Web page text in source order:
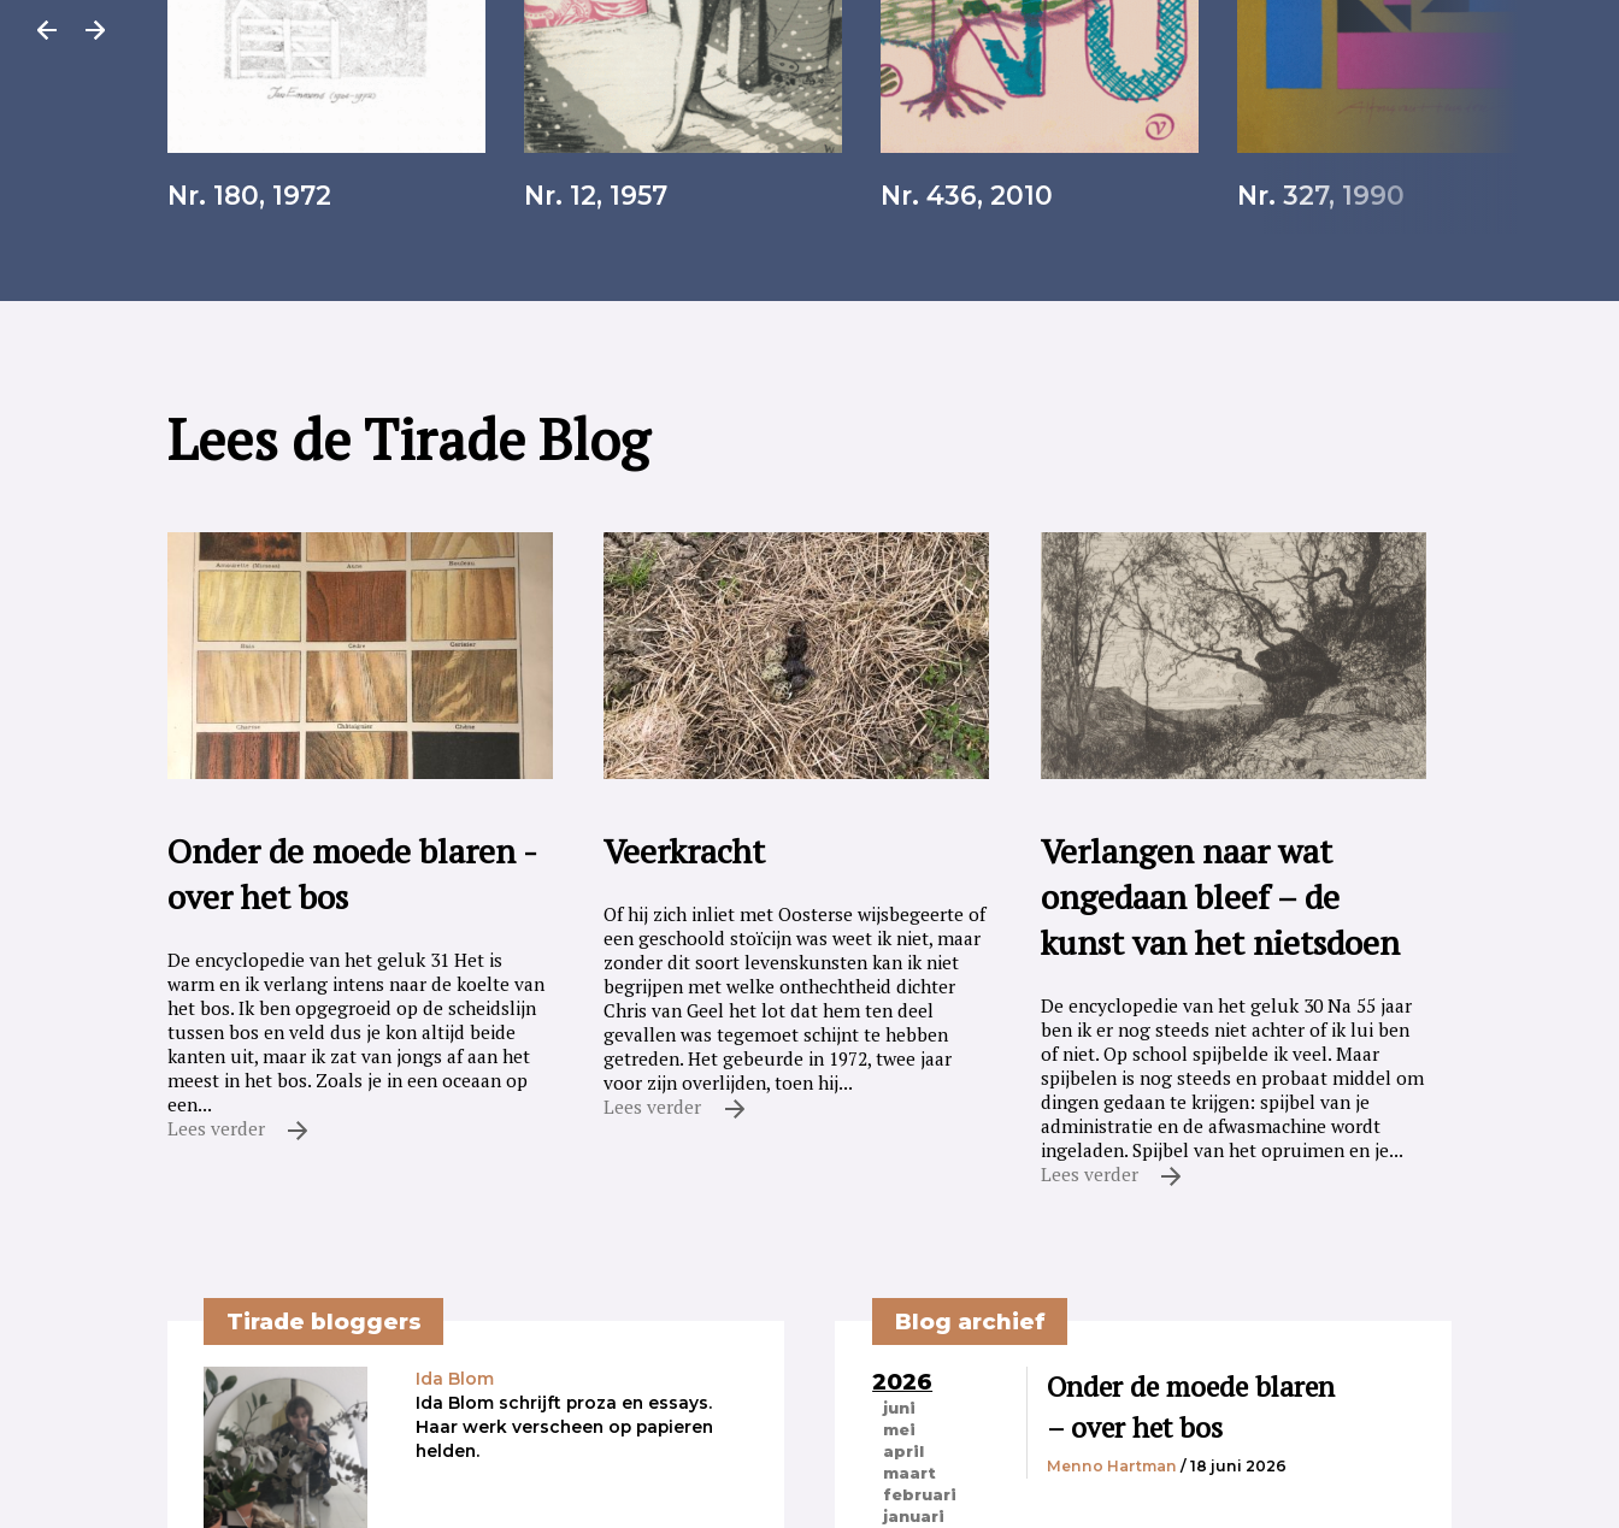
Nr. 180, 1972 Nr. 12, 1957 Nr. 436, 2010 Nr. 327, 1990
Lees de Tirade Blog
Onder de moede blaren -
over het bos
De encyclopedie van het geluk 31 Het is
warm en ik verlang intens naar de koelte van
het bos. Ik ben opgegroeid op de scheidslijn
tussen bos en veld dus je kon altijd beide
kanten uit, maar ik zat van jongs af aan het
meest in het bos. Zoals je in een oceaan op
een...
Lees verder
Veerkracht
Of hij zich inliet met Oosterse wijsbegeerte of
een geschoold stoïcijn was weet ik niet, maar
zonder dit soort levenskunsten kan ik niet
begrijpen met welke onthechtheid dichter
Chris van Geel het lot dat hem ten deel
gevallen was tegemoet schijnt te hebben
getreden. Het gebeurde in 1972, twee jaar
voor zijn overlijden, toen hij...
Lees verder
Verlangen naar wat
ongedaan bleef – de
kunst van het nietsdoen
De encyclopedie van het geluk 30 Na 55 jaar
ben ik er nog steeds niet achter of ik lui ben
of niet. Op school spijbelde ik veel. Maar
spijbelen is nog steeds en probaat middel om
dingen gedaan te krijgen: spijbel van je
administratie en de afwasmachine wordt
ingeladen. Spijbel van het opruimen en je...
Lees verder
Tirade bloggers
Ida Blom
Ida Blom schrijft proza en essays.
Haar werk verscheen op papieren
helden.
Blog archief
2026
juni
mei
april
maart
februari
januari
Onder de moede blaren
– over het bos
Menno Hartman / 18 juni 2026